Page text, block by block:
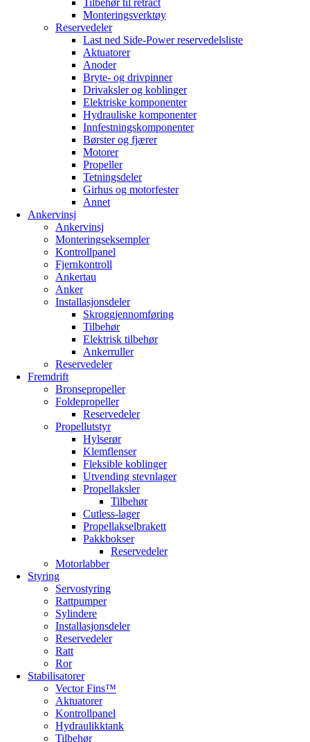
Tilbehør til retract
Monteringsverktøy
Reservedeler
Last ned Side-Power reservedelsliste
Aktuatorer
Anoder
Bryte- og drivpinner
Drivaksler og koblinger
Elektriske komponenter
Hydrauliske komponenter
Innfestningskomponenter
Børster og fjærer
Motorer
Propeller
Tetningsdeler
Girhus og motorfester
Annet
Ankervinsj
Ankervinsj
Monteringseksempler
Kontrollpanel
Fjernkontroll
Ankertau
Anker
Installasjonsdeler
Skroggjennomføring
Tilbehør
Elektrisk tilbehør
Ankerruller
Reservedeler
Fremdrift
Bronsepropeller
Foldepropeller
Reservedeler
Propellutstyr
Hylserør
Klemflenser
Fleksible koblinger
Utvending stevnlager
Propellaksler
Tilbehør
Cutless-lager
Propellakselbrakett
Pakkbokser
Reservedeler
Motorlabber
Styring
Servostyring
Rattpumper
Sylindere
Installasjonsdeler
Reservedeler
Ratt
Ror
Stabilisatorer
Vector Fins™
Aktuatorer
Kontrollpanel
Hydraulikktank
Tilbehør